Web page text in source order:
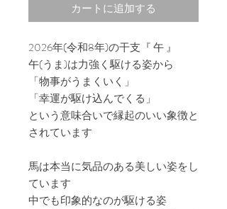
カートに追加する
2026年(令和8年)の干支『 午 』
午(うま)は力強く駆ける姿から
「物事がうまくいく」
「幸運が駆け込んでくる」
という意味合いで縁起のいい象徴と
されています
馬は本当に気品のある美しい姿をし
ています
中でも印象的なのが駆ける姿